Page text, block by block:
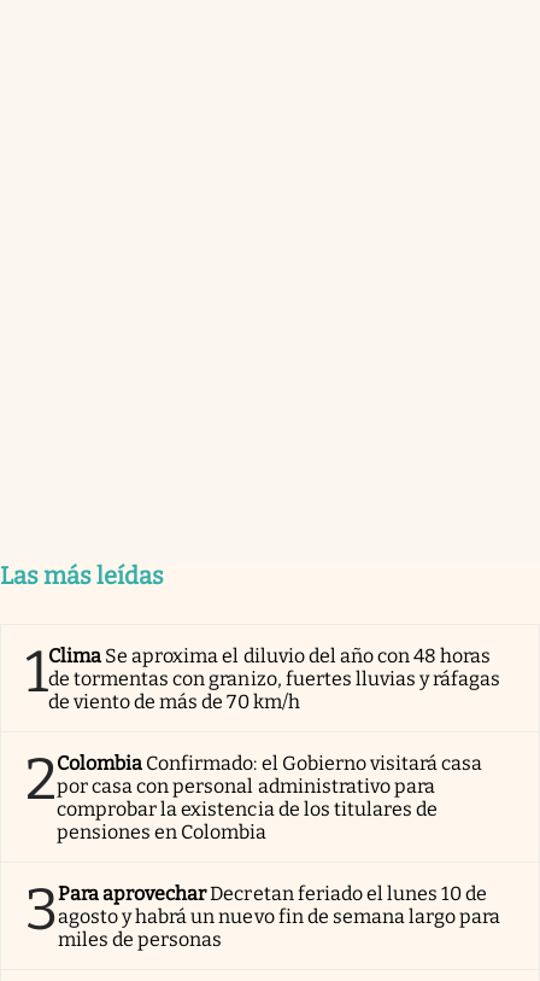
Las más leídas
1Clima Se aproxima el diluvio del año con 48 horas
de tormentas con granizo, fuertes lluvias y ráfagas
de viento de más de 70 km/h
2Colombia Confirmado: el Gobierno visitará casa
por casa con personal administrativo para
comprobar la existencia de los titulares de
pensiones en Colombia
3Para aprovecharDecretan feriado el lunes 10 de
agosto y habrá un nuevo fin de semana largo para
miles de personas